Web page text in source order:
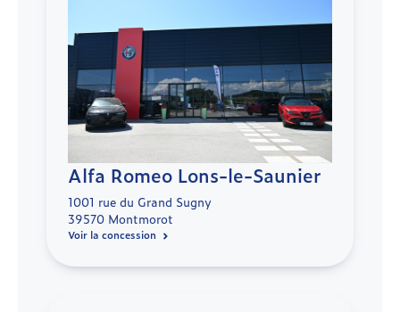
Alfa Romeo Lons-le-Saunier
1001 rue du Grand Sugny
39570 Montmorot
Voir la concession